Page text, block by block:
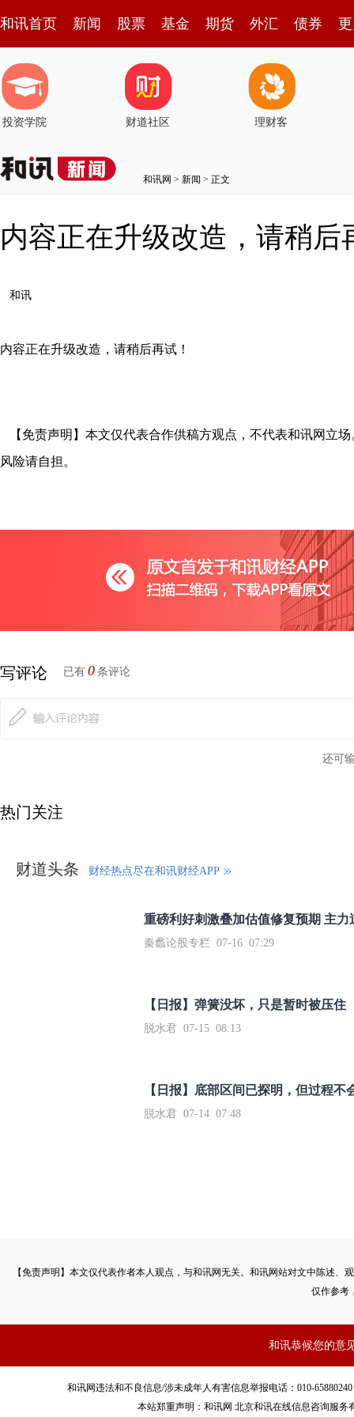
和讯首页 新闻 股票 基金 期货 外汇 债券
投资学院 财道社区 理财客
和讯网 > 新闻 > 正文
内容正在升级改造，请稍后
和讯
内容正在升级改造，请稍后再试！
【免责声明】本文仅代表合作供稿方观点，不代表和讯网立
风险请自担。
写评论 已有 0 条评论
还可
热门关注
财道头条 财经热点尽在和讯财经APP
秦蠡论股专栏 07-16 07:29
【日报】弹簧没坏，只是暂时被压住
脱水君 07-15 08:13
【日报】底部区间已探明，但过程不
脱水君 07-14 07:48
【免责声明】本文仅代表作者本人观点，与和讯网无关。和讯网站对文中陈述
仅作参考
和讯恭候您的意
和讯网违法和不良信息/涉未成年人有害信息举报电话：010-
本站郑重声明：和讯网 北京和讯在线信息咨询服